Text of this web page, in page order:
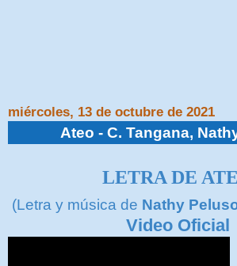
miércoles, 13 de octubre de 2021
Ateo - C. Tangana,
LETRA DE
(Letra y música de Nathy
Video Oficial